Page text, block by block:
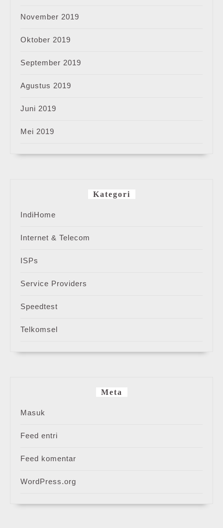
November 2019
Oktober 2019
September 2019
Agustus 2019
Juni 2019
Mei 2019
Kategori
IndiHome
Internet & Telecom
ISPs
Service Providers
Speedtest
Telkomsel
Meta
Masuk
Feed entri
Feed komentar
WordPress.org